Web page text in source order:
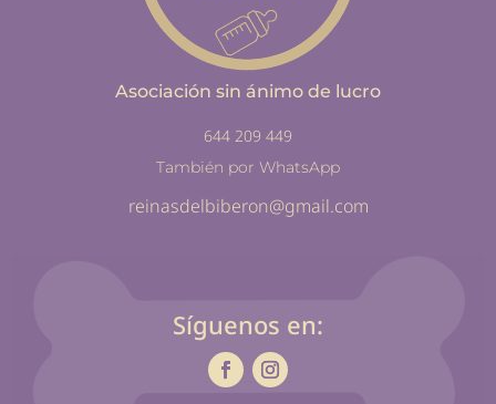
Asociación sin ánimo de lucro
644 209 449
También por WhatsApp
reinasdelbiberon@gmail.com
Síguenos en: